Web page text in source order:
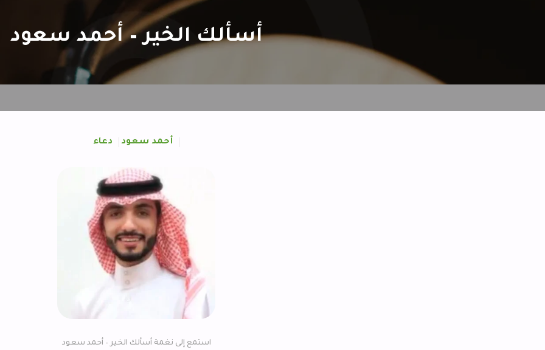
أسألك الخير – أحمد سعود
أحمد سعود دعاء
استمع إلى نغمة أسألك الخير – أحمد سعود